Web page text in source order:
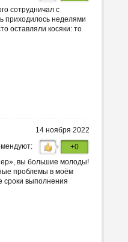
сотрудничал с
приходилось неделями
оставляли косяки: то
14 ноября 2022
+0
вы большие молоды!
проблемы в моём
сроки выполнения